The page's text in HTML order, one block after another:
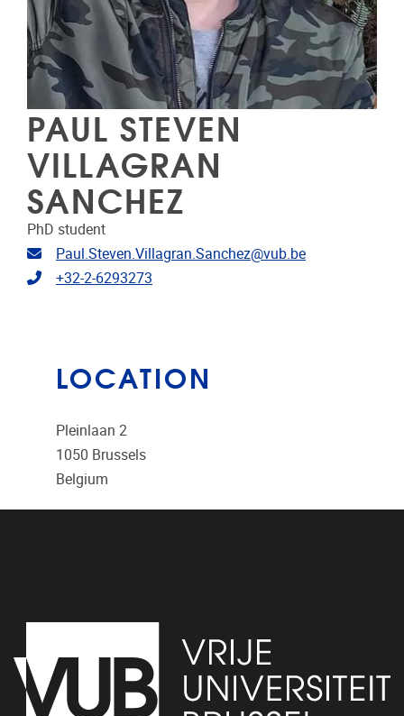
PAUL STEVEN
VILLAGRAN
SANCHEZ
PhD student
Email address
Paul.Steven.Villagran.Sanchez@vub.be
Telephone
+32-2-6293273
LOCATION
Pleinlaan 2
1050 Brussels
Belgium